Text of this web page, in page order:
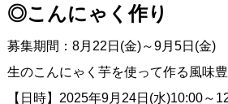
◎こんにゃく作り
募集期間：8月22日(金)～9月5日(金)
生のこんにゃく芋を使って作る風味
【日時】2025年9月24日(水)10:00～